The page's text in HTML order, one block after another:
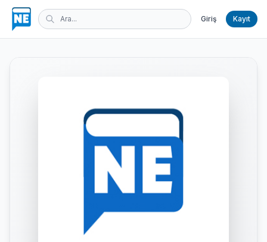
Giriş Kayıt